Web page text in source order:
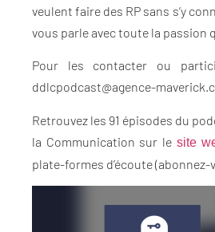
veulent faire des RP sans s’y
vous parle avec toute la passion
Pour les contacter ou
ddlcpodcast@agence-
Retrouvez les 91 épisodes du
la Communication sur le site
plate-formes d’écoute (abonnez-